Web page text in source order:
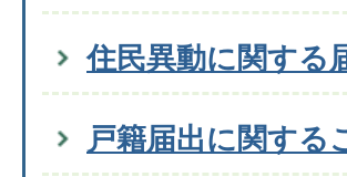
住民異動に関する
戸籍届出に関する